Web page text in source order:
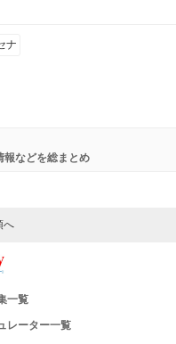
ナ
報などを総まとめ
へ
一覧
レーター一覧